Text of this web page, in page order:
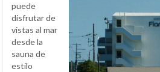
puede
disfrutar de
vistas al mar
desde la
sauna de
estilo